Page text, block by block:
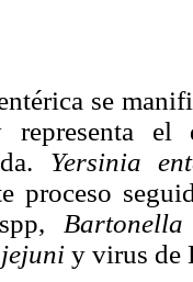
se
representa
Yersinia
proceso
spp, Bartonella
y virus de